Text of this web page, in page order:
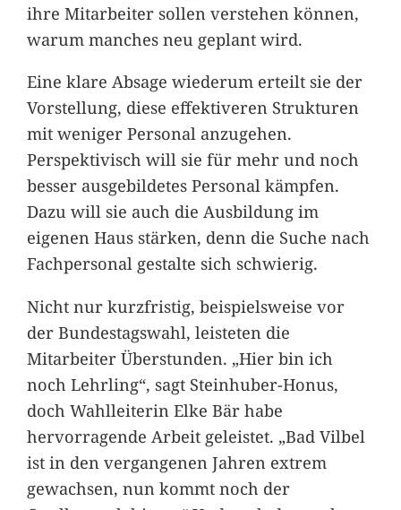
ihre Mitarbeiter sollen verstehen können,
warum manches neu geplant wird.
Eine klare Absage wiederum erteilt sie der
Vorstellung, diese effektiveren Strukturen
mit weniger Personal anzugehen.
Perspektivisch will sie für mehr und noch
besser ausgebildetes Personal kämpfen.
Dazu will sie auch die Ausbildung im
eigenen Haus stärken, denn die Suche nach
Fachpersonal gestalte sich schwierig.
Nicht nur kurzfristig, beispielsweise vor
der Bundestagswahl, leisteten die
Mitarbeiter Überstunden. „Hier bin ich
noch Lehrling“, sagt Steinhuber-Honus,
doch Wahlleiterin Elke Bär habe
hervorragende Arbeit geleistet. „Bad Vilbel
ist in den vergangenen Jahren extrem
gewachsen, nun kommt noch der